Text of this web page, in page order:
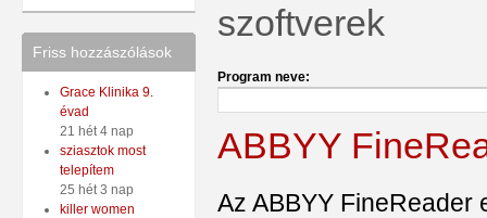
Friss hozzászólások
Grace Klinika 9.
évad
21 hét 4 nap
sziasztok most
telepítem
25 hét 3 nap
killer women
szoftverek
Program neve:
ABBYY
Az ABBYY FineReader